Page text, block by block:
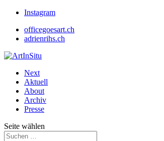
Instagram
officegoesart.ch
adrienrihs.ch
Next
Aktuell
About
Archiv
Presse
Seite wählen